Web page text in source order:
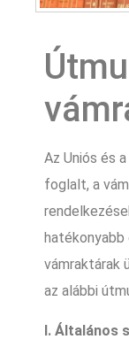
Az Uniós és
foglalt, a
vámraktárak
az alábbi
I. Általános